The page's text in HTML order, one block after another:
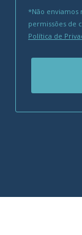
*Não enviamos
permissões de
Política de